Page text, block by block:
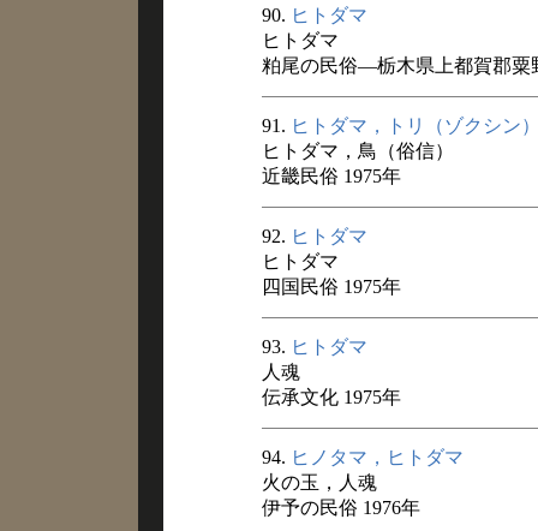
90. ヒトダマ
ヒトダマ
粕尾の民俗―栃木県上都賀郡粟
91. ヒトダマ，トリ（ゾクシン
ヒトダマ，鳥（俗信）
近畿民俗 1975年
92. ヒトダマ
ヒトダマ
四国民俗 1975年
93. ヒトダマ
人魂
伝承文化 1975年
94. ヒノタマ，ヒトダマ
火の玉，人魂
伊予の民俗 1976年